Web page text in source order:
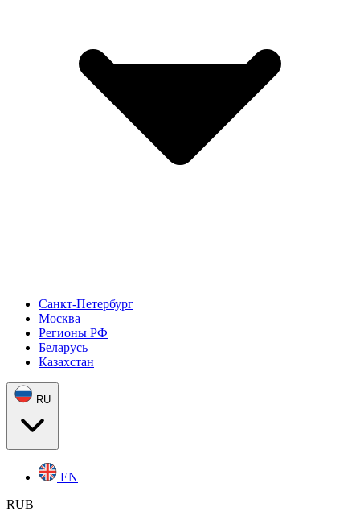
Санкт-Петербург
Москва
Регионы РФ
Беларусь
Казахстан
RU
EN
RUB